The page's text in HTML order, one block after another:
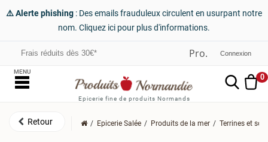
⚠️ Alerte phishing : Des emails frauduleux circulent en usurpant notre
nom. Cliquez ici pour plus d'informations.
Frais réduits dès 30€* Connexion
Epicerie fine de produits Normands
0
MENU
Epicerie Salée Produits de la mer Terrines et